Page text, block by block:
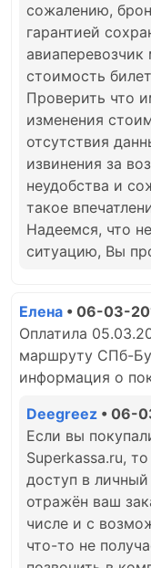
сожалению,
гарантией
стоимость
Проверить что
изменения
отсутствия
извинения за
неудобства и
такое
Надеемся, что
ситуацию, Вы
Елена • 06-03-
Оплатила
маршруту СПб-
информация о
Deegreez • 06-
Если вы
Superkassa.ru,
доступ в
отражён ваш
числе и с
что-то не